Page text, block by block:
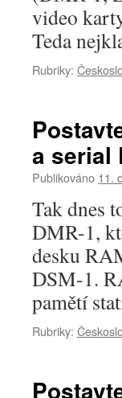
video
Teda
Rubriky:
a serial
Publikováno 11.
Tak dnes
DMR-1,
desku
DSM-1.
pamětí
Rubriky: